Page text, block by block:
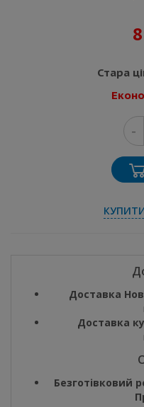
Стара
-
Доставка
Доставка
Безготівковий